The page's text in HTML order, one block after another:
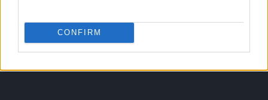
CONFIRM
nazionali e internazionali, gli highlight delle partite, le
interviste ai protagonisti e i risultati in tempo reale di tutte
le discipline che fanno emozionare gli appassionati di